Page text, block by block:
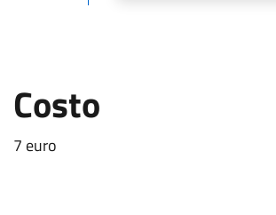
Costo
7 euro